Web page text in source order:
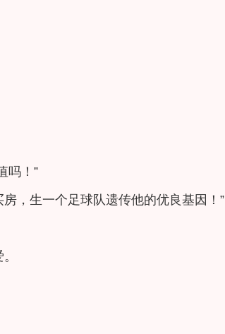
吗！”
，生一个足球队遗传他的优良基因！”